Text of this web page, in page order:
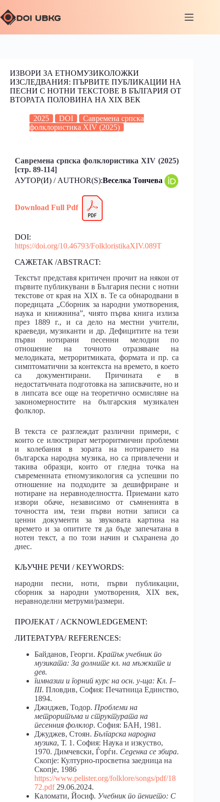
ИЗВОРИ ЗА ЕТНОМУЗИКОЛОЖКИ
ИЗСЛЕДВАНИЯ: ПЪРВИТЕ ПУБЛИКАЦИИ НА
ПЕСНИ С НОТНИ ТЕКСТОВЕ В БЪЛГАРИЯ ОТ
ВТОРАТА ПОЛОВИНА НА XIX ВЕК
2025 DOI
Савремена српска
фолклористика XIV (2025)
Савремена српска фолклористика XIV (2025)
[стр. 89-114]
АУТОР(И) / AUTHOR(S):Веселка Тончева
Download Full Pdf
DOI:
https://doi.org/10.46793/FolkloristikaXIV.089T
САЖЕТАК /ABSTRACT:
Текстът представя критичен прочит на някои от
първите публикувани в България песни с нотни
текстове от края на XIX в. Те са обнародвани в
поредицата „Сборник за народни умотворения,
наука и книжнинаˮ, чиято първа книга излиза
през 1889 г., и са дело на местни учители,
краеведи, музиканти и др. Дефицитите на тези
първи нотирани песенни мелодии по
отношение на точното отразяване на
мелодиката, метроритмиката, формата и пр. са
симптоматични за контекста на времето, в което
са документирани. Причината е в
недостатъчната подготовка на записвачите, но и
в липсата все още на теоретично осмисляне на
закономерностите на българския музикален
фолклор.
В текста се разглеждат различни примери, с
които се илюстрират метроритмични проблеми
и колебания в зората на нотирането на
българска народна музика, но са привлечени и
такива образци, които от гледна точка на
съвременната етномузикология са успешни по
отношение на подходите за дешифриране и
нотиране на неравноделността. Приемани като
извори обаче, независимо от съмненията в
точността им, тези първи нотни записи са
ценни документи за звуковата картина на
времето и за опитите тя да бъде запечатана в
нотен текст, а по този начин и съхранена до
днес.
КЉУЧНЕ РЕЧИ / KEYWORDS:
народни песни, ноти, първи публикации,
сборник за народни умотворения, XIX век,
неравноделни метруми/размери.
ПРОЈЕКАТ / ACKNOWLEDGEMENT:
ЛИТЕРАТУРА/ REFERENCES:
Байданов, Георги. Кратък учебник по
музиката: За долните кл. на мъжките и
дев.
гимназии и горний курс на осн. у-ща: Кл. I–
III. Пловдив, София: Печатница Единство,
1894.
Джиджев, Тодор. Проблеми на
метроритъма и структурата на
песенния фолклор. София: БАН, 1981.
Джуджев, Стоян. Българска народна
музика, Т. 1. София: Наука и изкуство,
1970. Димчевски, Ѓорѓи. Седенка се збира.
Скопје: Културно-просветна заедница на
Скопје, 1986
https://www.pelister.org/folklore/songs/pdf/18
72.pdf29.06.2024.
Каломати, Йосиф. Учебник по пението: С